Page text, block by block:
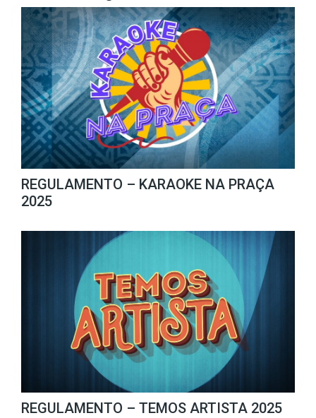
REGULAMENTO – KARAOKE NA PRAÇA
2025
REGULAMENTO – TEMOS ARTISTA 2025